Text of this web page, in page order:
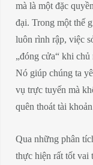
mà là một đặc
đại. Trong một thế
luôn rình rập, việc
„đóng cửa“ khi
Nó giúp chúng ta
vụ trực tuyến mà
quên thoát tài
Qua những phân
thực hiện rất tốt vai